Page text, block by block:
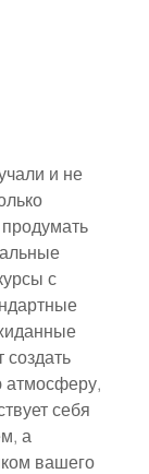
и не
с
атмосферу,
себя
а
вашего